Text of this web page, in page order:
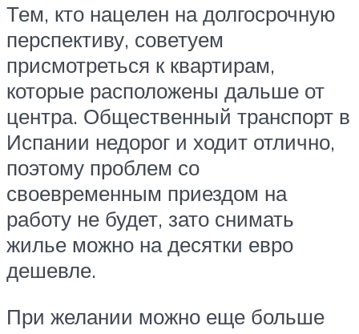
Тем, кто нацелен на долгосрочную
перспективу, советуем
присмотреться к квартирам,
которые расположены дальше от
центра. Общественный транспорт в
Испании недорог и ходит отлично,
поэтому проблем со
своевременным приездом на
работу не будет, зато снимать
жилье можно на десятки евро
дешевле.
При желании можно еще больше